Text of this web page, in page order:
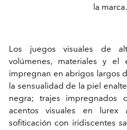
la marca.
Los juegos visuales de
volúmenes, materiales y el
impregnan en abrigos largos
la sensualidad de la piel
negra; trajes impregnados
acentos visuales en lurex
sofiticación con iridiscentes